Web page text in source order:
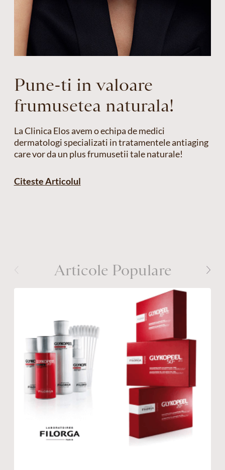
Pune-ti in valoare
frumusetea naturala!
La Clinica Elos avem o echipa de medici
dermatologi specializati in tratamentele antiaging
care vor da un plus frumusetii tale naturale!
Citeste Articolul
Articole Populare